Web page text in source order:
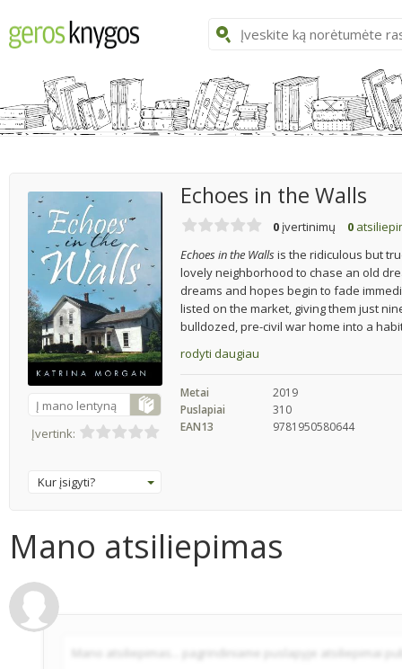
Į mano lentyną
Įvertink:
Kur įsigyti?
Echoes in the Walls
0 įvertinimų 0
Echoes in the Wallsis the ridiculous but
lovely neighborhood to chase an old
dreams and hopes begin to fade
listed on the market, giving them just
bulldozed, pre-civil war home into a
rodyti daugiau
Metai
2019
Puslapiai
310
EAN13
9781950580644
Mano atsiliepimas